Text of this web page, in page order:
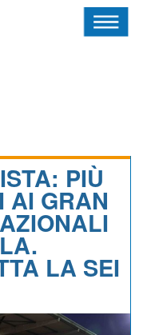
PIÙ
AI GRAN
LA SEI